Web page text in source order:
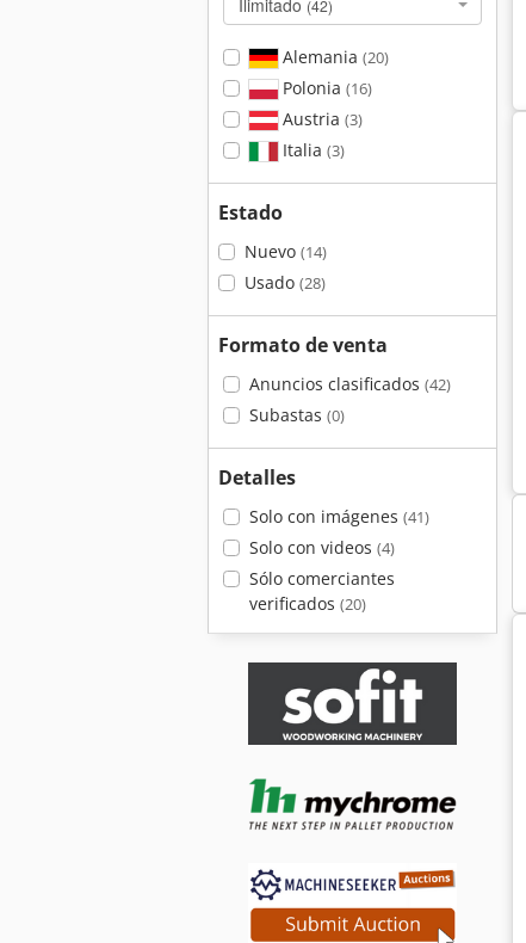
Ilimitado (42)
Alemania (20)
Polonia (16)
Austria (3)
Italia (3)
Estado
Nuevo (14)
Usado (28)
Formato de venta
Anuncios clasificados (42)
Subastas (0)
Detalles
Solo con imágenes (41)
Solo con videos (4)
Sólo comerciantes
verificados (20)
Hettich Ayen